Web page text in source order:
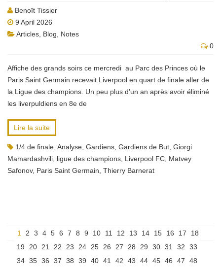
Benoît Tissier
9 April 2026
Articles Blog
Notes
0
Affiche des grands soirs ce mercredi au Parc des Princes où le
Paris Saint Germain recevait Liverpool en quart de finale aller de
la Ligue des champions. Un peu plus d’un an après avoir éliminé
les liverpuldiens en 8e de
Lire la suite
1/4 de finale Analyse Gardiens Gardiens de But Giorgi
Mamardashvili ligue des champions Liverpool FC Matvey
Safonov, Paris Saint Germain Thierry Barnerat
1 2 3 4 5 6 7 8 9 10 11 12 13 14 15 16 17
18
19
20 21 22 23 24 25 26 27 28 29 30 31 32
33
34 35 36 37 38 39 40 41 42 43 44 45 46 47
48